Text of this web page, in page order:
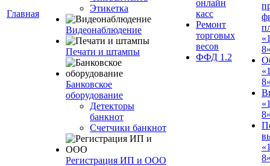
Главная
Этикетка
Видеонаблюдение
Печати и штампы
Банковское
оборудование
Детекторы
банкнот
Счетчики банкнот
Регистрация ИП и ООО
онлайн
касс
Ремонт
торговых
весов
ФФД 1.2